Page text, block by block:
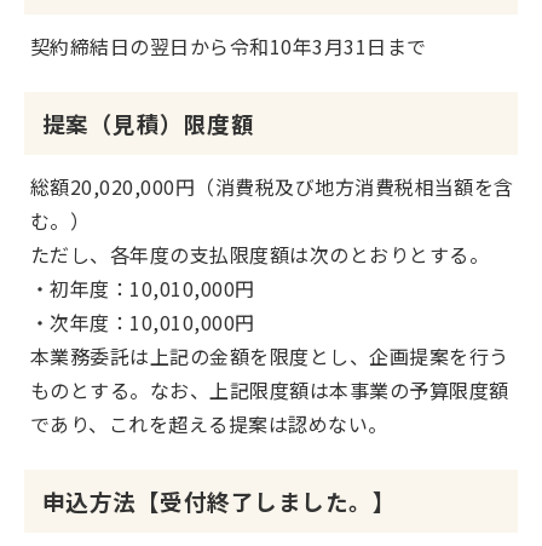
契約締結日の翌日から令和10年3月31日まで
提案（見積）限度額
総額20,020,000円（消費税及び地方消費税相当額を含
む。）
ただし、各年度の支払限度額は次のとおりとする。
・初年度：10,010,000円
・次年度：10,010,000円
本業務委託は上記の金額を限度とし、企画提案を行う
ものとする。なお、上記限度額は本事業の予算限度額
であり、これを超える提案は認めない。
申込方法【受付終了しました。】